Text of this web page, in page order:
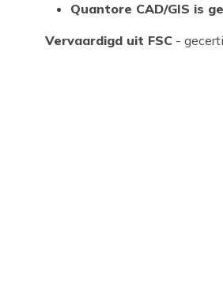
Quantore CAD/GIS is
Vervaardigd uit FSC -